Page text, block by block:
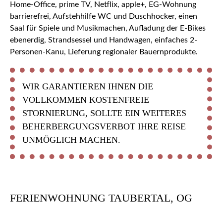
Home-Office, prime TV, Netflix, apple+, EG-Wohnung
barrierefrei, Aufstehhilfe WC und Duschhocker, einen
Saal für Spiele und Musikmachen, Aufladung der E-Bikes
ebenerdig, Strandsessel und Handwagen, einfaches 2-
Personen-Kanu, Lieferung regionaler Bauernprodukte.
WIR GARANTIEREN IHNEN DIE
VOLLKOMMEN KOSTENFREIE
STORNIERUNG, SOLLTE EIN WEITERES
BEHERBERGUNGSVERBOT IHRE REISE
UNMÖGLICH MACHEN.
FERIENWOHNUNG TAUBERTAL, OG